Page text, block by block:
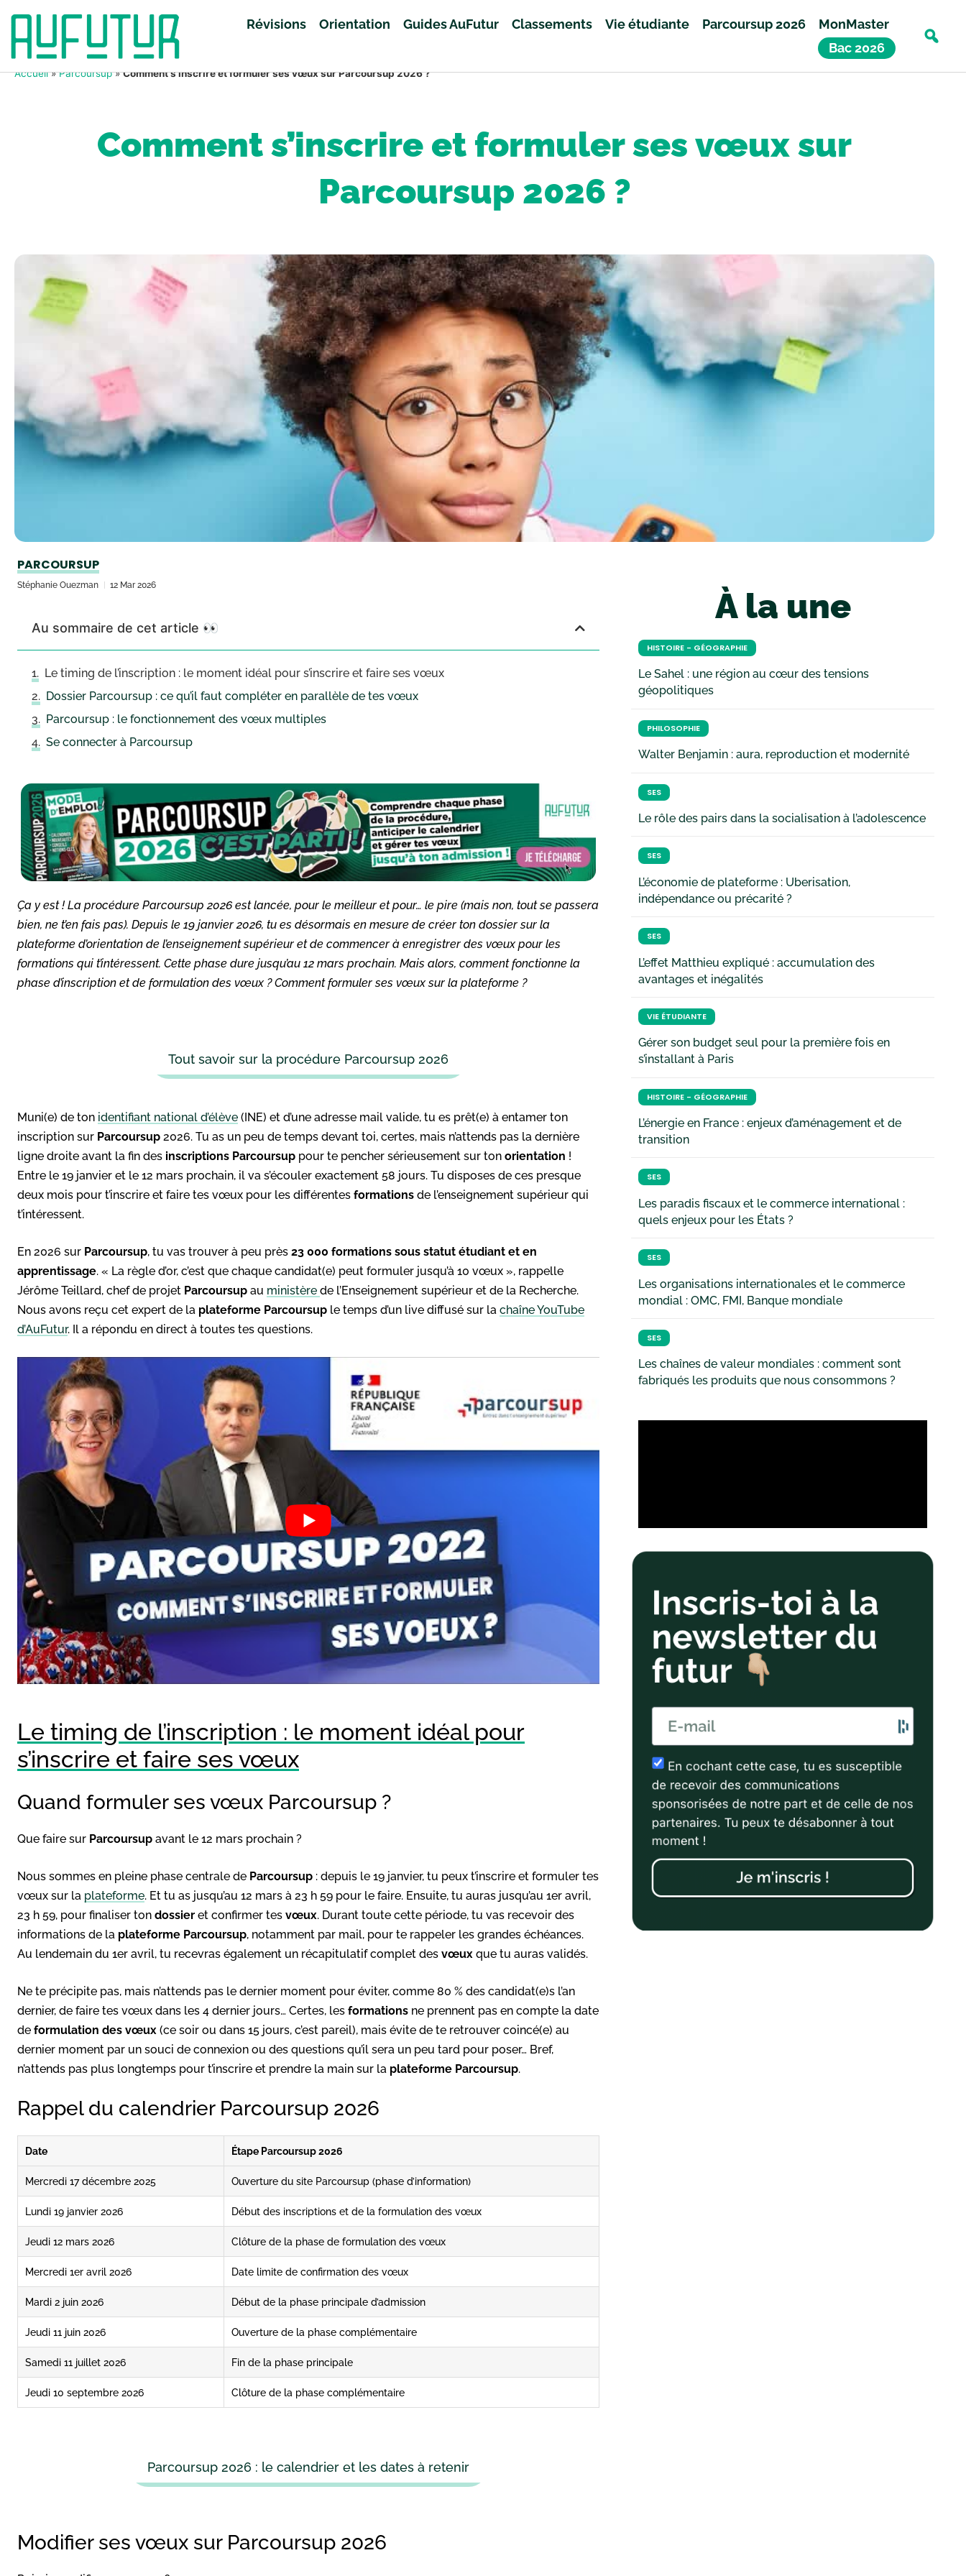
Révisions Orientation Guides AuFutur Classements Vie étudiante Parcoursup 2026
MonMaster
Bac 2026
Accueil»Parcoursup»Comment s’inscrire et formuler ses vœux sur Parcoursup 2026 ?
Comment s’inscrire et formuler ses vœux sur
Parcoursup 2026 ?
PARCOURSUP
Stéphanie Ouezman 12 Mar 2026
Au sommaire de cet article 👀
Le timing de l’inscription : le moment idéal pour s’inscrire et faire ses vœux
Dossier Parcoursup : ce qu’il faut compléter en parallèle de tes vœux
Parcoursup : le fonctionnement des vœux multiples
Se connecter à Parcoursup
Ça y est ! La procédure Parcoursup 2026 est lancée, pour le meilleur et pour… le pire (mais non, tout se passera
bien, ne t’en fais pas). Depuis le 19 janvier 2026, tu es désormais en mesure de créer ton dossier sur la
plateforme d’orientation de l’enseignement supérieur et de commencer à enregistrer des vœux pour les
formations qui t’intéressent. Cette phase dure jusqu’au 12 mars prochain. Mais alors, comment fonctionne la
phase d’inscription et de formulation des vœux ? Comment formuler ses vœux sur la plateforme ?
Tout savoir sur la procédure Parcoursup 2026
Muni(e) de ton identifiant national d’élève (INE) et d’une adresse mail valide, tu es prêt(e) à entamer ton
inscription sur Parcoursup 2026. Tu as un peu de temps devant toi, certes, mais n’attends pas la dernière
ligne droite avant la fin des inscriptions Parcoursup pour te pencher sérieusement sur ton orientation !
Entre le 19 janvier et le 12 mars prochain, il va s’écouler exactement 58 jours. Tu disposes de ces presque
deux mois pour t’inscrire et faire tes vœux pour les différentes formations de l’enseignement supérieur qui
t’intéressent.
En 2026 sur Parcoursup, tu vas trouver à peu près 23 000 formations sous statut étudiant et en
apprentissage. « La règle d’or, c’est que chaque candidat(e) peut formuler jusqu’à 10 vœux », rappelle
Jérôme Teillard, chef de projet Parcoursup au ministère de l’Enseignement supérieur et de la Recherche.
Nous avons reçu cet expert de la plateforme Parcoursup le temps d’un live diffusé sur la chaîne YouTube
d’AuFutur. Il a répondu en direct à toutes tes questions.
Le timing de l’inscription : le moment idéal pour
s’inscrire et faire ses vœux
Quand formuler ses vœux Parcoursup ?
Que faire sur Parcoursup avant le 12 mars prochain ?
Nous sommes en pleine phase centrale de Parcoursup : depuis le 19 janvier, tu peux t’inscrire et formuler tes
vœux sur la plateforme. Et tu as jusqu’au 12 mars à 23 h 59 pour le faire. Ensuite, tu auras jusqu’au 1er avril,
23 h 59, pour finaliser ton dossier et confirmer tes vœux. Durant toute cette période, tu vas recevoir des
informations de la plateforme Parcoursup, notamment par mail, pour te rappeler les grandes échéances.
Au lendemain du 1er avril, tu recevras également un récapitulatif complet des vœux que tu auras validés.
Ne te précipite pas, mais n’attends pas le dernier moment pour éviter, comme 80 % des candidat(e)s l’an
dernier, de faire tes vœux dans les 4 dernier jours… Certes, les formations ne prennent pas en compte la date
de formulation des vœux (ce soir ou dans 15 jours, c’est pareil), mais évite de te retrouver coincé(e) au
dernier moment par un souci de connexion ou des questions qu’il sera un peu tard pour poser… Bref,
n’attends pas plus longtemps pour t’inscrire et prendre la main sur la plateforme Parcoursup.
Rappel du calendrier Parcoursup 2026
Date Étape Parcoursup 2026
Mercredi 17 décembre 2025 Ouverture du site Parcoursup (phase d’information)
Lundi 19 janvier 2026 Début des inscriptions et de la formulation des vœux
Jeudi 12 mars 2026 Clôture de la phase de formulation des vœux
Mercredi 1er avril 2026 Date limite de confirmation des vœux
Mardi 2 juin 2026 Début de la phase principale d’admission
Jeudi 11 juin 2026 Ouverture de la phase complémentaire
Samedi 11 juillet 2026 Fin de la phase principale
Jeudi 10 septembre 2026 Clôture de la phase complémentaire
Parcoursup 2026 : le calendrier et les dates à retenir
Modifier ses vœux sur Parcoursup 2026
À la une
HISTOIRE - GÉOGRAPHIE
Le Sahel : une région au cœur des tensions
géopolitiques
PHILOSOPHIE
Walter Benjamin : aura, reproduction et modernité
SES
Le rôle des pairs dans la socialisation à l’adolescence
SES
L’économie de plateforme : Uberisation,
indépendance ou précarité ?
SES
L’effet Matthieu expliqué : accumulation des
avantages et inégalités
VIE ÉTUDIANTE
Gérer son budget seul pour la première fois en
s’installant à Paris
HISTOIRE - GÉOGRAPHIE
L’énergie en France : enjeux d’aménagement et de
transition
SES
Les paradis fiscaux et le commerce international :
quels enjeux pour les États ?
SES
Les organisations internationales et le commerce
mondial : OMC, FMI, Banque mondiale
SES
Les chaînes de valeur mondiales : comment sont
fabriqués les produits que nous consommons ?